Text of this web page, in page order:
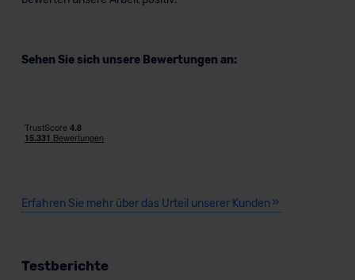
Sehen Sie sich unsere Bewertungen an:
Erfahren Sie mehr über das Urteil unserer Kunden
Testberichte